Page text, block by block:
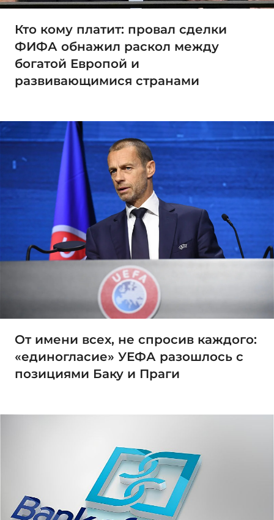
Кто кому платит: провал сделки
ФИФА обнажил раскол между
богатой Европой и
развивающимися странами
От имени всех, не спросив каждого:
«единогласие» УЕФА разошлось с
позициями Баку и Праги